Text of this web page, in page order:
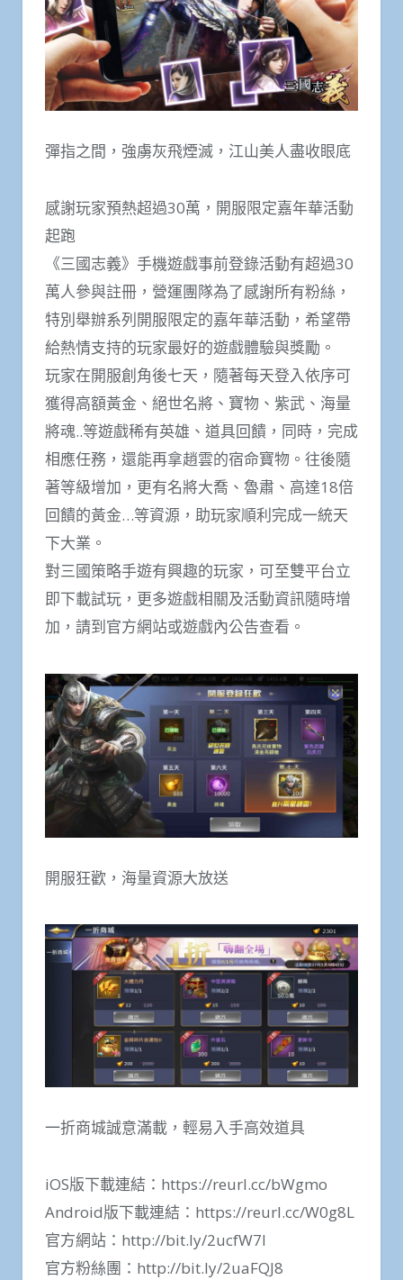
彈指之間，強虜灰飛煙滅，江山美人盡收眼底
感謝玩家預熱超過30萬，開服限定嘉年華活動
起跑
《三國志義》手機遊戲事前登錄活動有超過30
萬人參與註冊，營運團隊為了感謝所有粉絲，
特別舉辦系列開服限定的嘉年華活動，希望帶
給熱情支持的玩家最好的遊戲體驗與獎勵。
玩家在開服創角後七天，隨著每天登入依序可
獲得高額黃金、絕世名將、寶物、紫武、海量
將魂..等遊戲稀有英雄、道具回饋，同時，完成
相應任務，還能再拿趙雲的宿命寶物。往後隨
著等級增加，更有名將大喬、魯肅、高達18倍
回饋的黃金…等資源，助玩家順利完成一統天
下大業。
對三國策略手遊有興趣的玩家，可至雙平台立
即下載試玩，更多遊戲相關及活動資訊隨時增
加，請到官方網站或遊戲內公告查看。
開服狂歡，海量資源大放送
一折商城誠意滿載，輕易入手高效道具
iOS版下載連結：https://reurl.cc/bWgmo
Android版下載連結：https://reurl.cc/W0g8L
官方網站：http://bit.ly/2ucfW7I
官方粉絲團：http://bit.ly/2uaFQJ8